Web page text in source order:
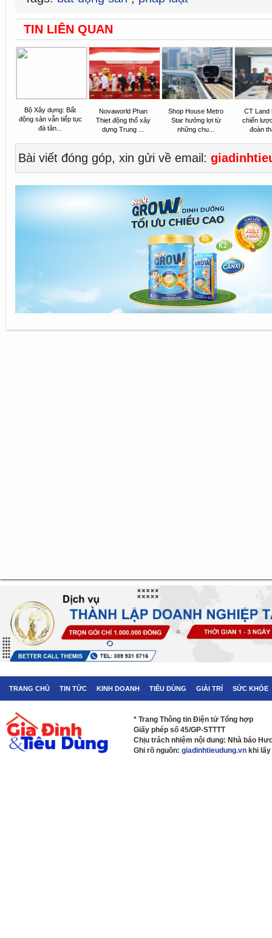
TIN LIÊN QUAN
Bộ Xây dựng: Bất
động sản vẫn tiếp tục
đà tăn...
Novaworld Phan
Thiet động thổ xây
dựng Trung ...
Shop House Metro
Star hưởng lợi từ
những chu...
CT Land
chiến
đoàn
Bài viết đóng góp, xin gửi về email:
TRANG CHỦ TIN TỨC KINH DOANH TIÊU DÙNG GIẢI TRÍ SỨC KHỎE
* Trang Thông tin Điện tử Tổng hợp
Giấy phép số 45/GP-STTTT
Chịu trách nhiệm nội dung: Nhà báo
Ghi rõ nguồn: giadinhtieudung.vn khi